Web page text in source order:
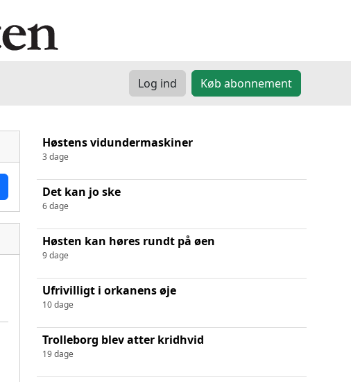
Log ind Køb abonnement
Høstens vidundermaskiner
3 dage
Det kan jo ske
6 dage
Høsten kan høres rundt på øen
9 dage
Ufrivilligt i orkanens øje
10 dage
Trolleborg blev atter kridhvid
19 dage